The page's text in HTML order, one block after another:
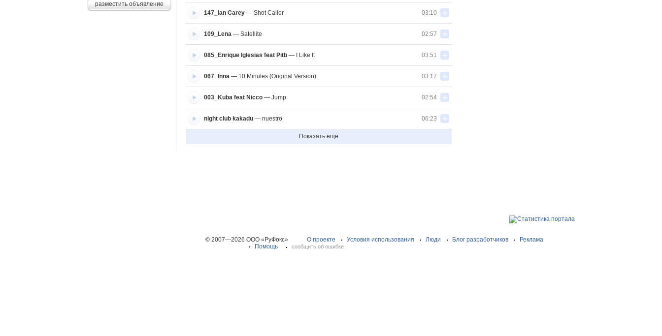
03:10
147_Ian Carey — Shot Caller
02:57
109_Lena — Satellite
03:51
085_Enrique Iglesias feat Pitb — I Like It
03:17
067_Inna — 10 Minutes (Original Version)
02:54
003_Kuba feat Nicco — Jump
06:23
night club kakadu — nuestro
Показать еще
разместить объявление
© 2007—2026 ООО «РуФокс» О проекте Условия использования Люди Блог разработчиков
Реклама
Помощь
сообщить об ошибке